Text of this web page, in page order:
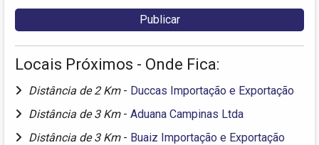
Locais Próximos - Onde Fica:
Distância de 2 Km - Duccas Importação e Exportação
Distância de 3 Km - Aduana Campinas Ltda
Distância de 3 Km - Buaiz Importação e Exportação